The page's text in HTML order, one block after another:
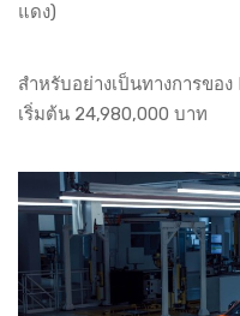
แดง)
สำหรับอย่างเป็นทางการขอ
เริ่มต้น 24,980,000 บาท